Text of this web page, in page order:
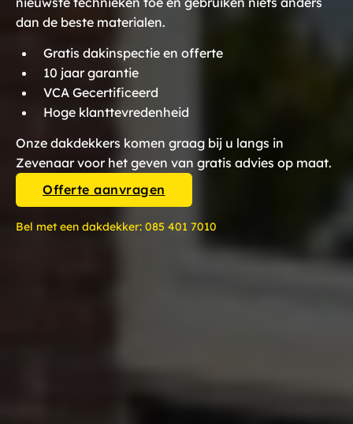
dan de beste materialen.
Gratis dakinspectie en offerte
10 jaar garantie
VCA Gecertificeerd
Hoge klanttevredenheid
Onze dakdekkers komen graag bij u langs in
Zevenaar voor het geven van gratis advies op maat.
Offerte aanvragen
Bel met een dakdekker: 085 401 7010